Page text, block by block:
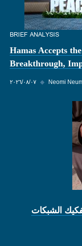
BRIEF ANALYSIS
Hamas Accepts
Breakthrough,
٠٧‏/٠٨‏/٢٠٢٦ ◆ Neomi
الشبكات